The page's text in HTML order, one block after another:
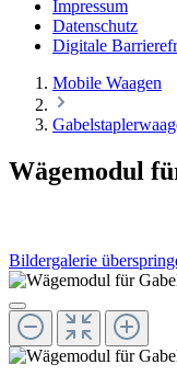
Impressum
Datenschutz
Digitale
Mobile Waagen
Wägemodul
Bildergalerie